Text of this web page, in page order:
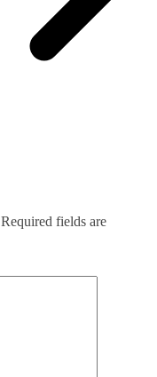
Required fields are